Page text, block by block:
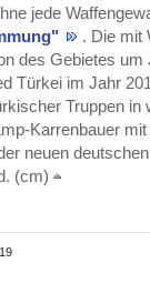
jede
. Die mit
des Gebietes
Türkei im Jahr
Truppen
Karrenbauer
neuen
(cm)